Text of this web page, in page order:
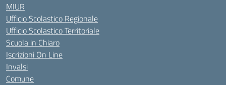
MIUR
Ufficio Scolastico Regionale
Ufficio Scolastico Territoriale
Scuola in Chiaro
Iscrizioni On Line
Invalsi
Comune